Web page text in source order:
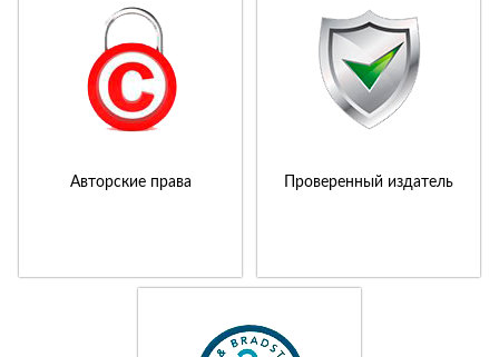
Авторские права Проверенный издатель